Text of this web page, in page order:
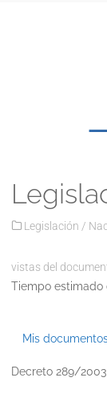
Legislación /
vistas del
Tiempo estimado
Mis
Decreto 289/2003